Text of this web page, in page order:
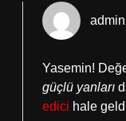
admin
Yasemin!
güçlü yanları
edici hale